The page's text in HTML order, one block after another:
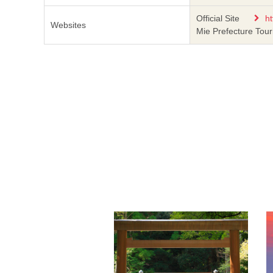
Websites
Official Site
Mie Prefecture